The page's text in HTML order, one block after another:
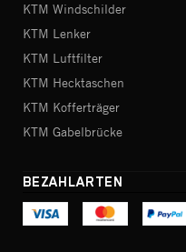
KTM Windschilder
KTM Lenker
KTM Luftfilter
KTM Hecktaschen
KTM Kofferträger
KTM Gabelbrücke
BEZAHLARTEN